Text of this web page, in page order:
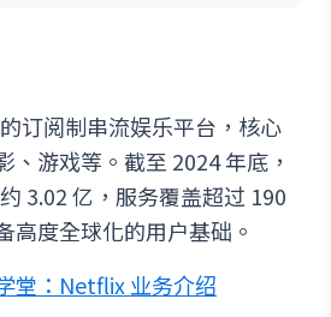
订阅制串流娱乐平台，核心
、游戏等。截至 2024 年底，
3.02 亿，服务覆盖超过 190
高度全球化的用户基础。
堂：Netflix 业务介绍